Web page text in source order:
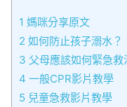
1 媽咪分享原文
2 如何防止孩子溺水？
3 父母應該如何緊急救
4 一般CPR影片教學
5 兒童急救影片教學